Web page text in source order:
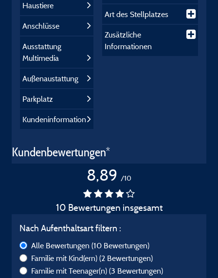
Haustiere
Anschlüsse
Ausstattung
Multimedia
Außenaustattung
Parkplatz
Kundeninformation
Art des Stellplatzes
Zusätzliche
Informationen
Kundenbewertungen*
8,89 /10
10 Bewertungen insgesamt
Nach Aufenthaltsart filtern :
Alle Bewertungen (10 Bewertungen)
Familie mit Kind(ern) (2 Bewertungen)
Familie mit Teenager(n) (3 Bewertungen)